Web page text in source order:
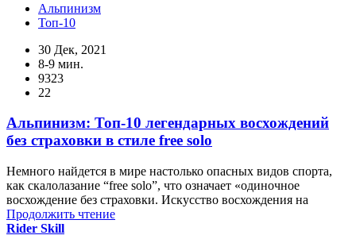
Альпинизм
Топ-10
30 Дек, 2021
8-9 мин.
9323
22
Альпинизм: Топ-10 легендарных восхождений
без страховки в стиле free solo
Немного найдется в мире настолько опасных видов спорта,
как скалолазание “free solo”, что означает «одиночное
восхождение без страховки. Искусство восхождения на
Продолжить чтение
Rider Skill